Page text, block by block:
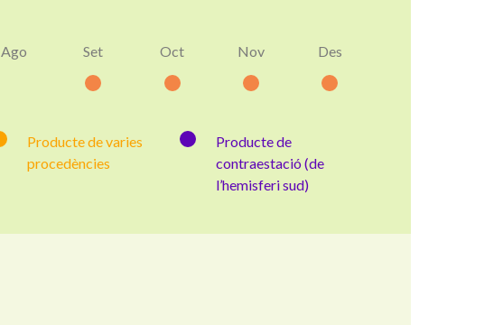
Ago Set Oct Nov Des
Producte de varies
procedències
Producte de
contraestació (de
l’hemisferi sud)